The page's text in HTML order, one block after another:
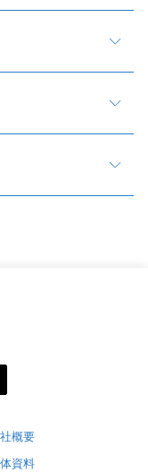
概要
資料